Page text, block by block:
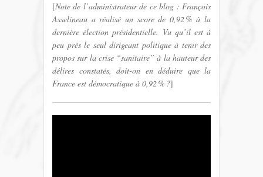
[Note de l’administrateur de ce blog : François
Asselineau a réalisé un score de 0,92 % à la
dernière élection présidentielle. Vu qu’il est à
peu près le seul dirigeant politique à tenir des
propos sur la crise “sanitaire” à la hauteur des
délires constatés, doit-on en déduire que la
France est démocratique à 0,92 % ?]